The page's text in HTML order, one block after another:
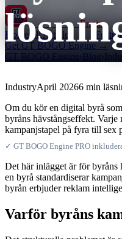
GT BOGOEngine
HomeAll Articles
Get GT BOGO Engine →
GT BOGO Engine›Blog ›
IndustryApril 20266 min
Om du kör en digital byrå
byråns hävstångseffekt.
kampanjstapel på fyra till sex
✓ GT BOGO Engine PRO
Det här inlägget är för byråns
en byrå standardiserar
byrån erbjuder reklam
Varför byråns